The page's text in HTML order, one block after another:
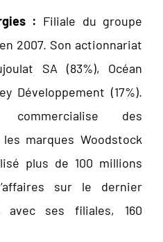
: Filiale du groupe
2007. Son actionnariat
SA (83%), Océan
Développement (17%).
des
marques Woodstock
plus de 100 millions
sur le dernier
ses filiales, 160